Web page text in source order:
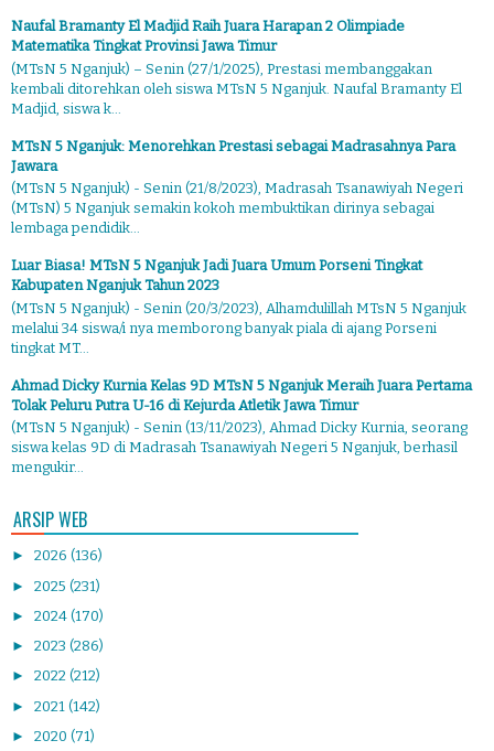
Naufal Bramanty El Madjid Raih Juara Harapan 2 Olimpiade
Matematika Tingkat Provinsi Jawa Timur
(MTsN 5 Nganjuk) – Senin (27/1/2025), Prestasi membanggakan
kembali ditorehkan oleh siswa MTsN 5 Nganjuk. Naufal Bramanty El
Madjid, siswa k...
MTsN 5 Nganjuk: Menorehkan Prestasi sebagai Madrasahnya Para
Jawara
(MTsN 5 Nganjuk) - Senin (21/8/2023), Madrasah Tsanawiyah Negeri
(MTsN) 5 Nganjuk semakin kokoh membuktikan dirinya sebagai
lembaga pendidik...
Luar Biasa! MTsN 5 Nganjuk Jadi Juara Umum Porseni Tingkat
Kabupaten Nganjuk Tahun 2023
(MTsN 5 Nganjuk) - Senin (20/3/2023), Alhamdulillah MTsN 5 Nganjuk
melalui 34 siswa/i nya memborong banyak piala di ajang Porseni
tingkat MT...
Ahmad Dicky Kurnia Kelas 9D MTsN 5 Nganjuk Meraih Juara Pertama
Tolak Peluru Putra U-16 di Kejurda Atletik Jawa Timur
(MTsN 5 Nganjuk) - Senin (13/11/2023), Ahmad Dicky Kurnia, seorang
siswa kelas 9D di Madrasah Tsanawiyah Negeri 5 Nganjuk, berhasil
mengukir...
ARSIP WEB
► 2026 (136)
► 2025 (231)
► 2024 (170)
► 2023 (286)
► 2022 (212)
► 2021 (142)
► 2020 (71)